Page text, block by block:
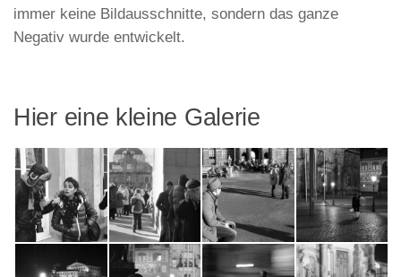
immer keine Bildausschnitte, sondern das ganze
Negativ wurde entwickelt.
Hier eine kleine Galerie